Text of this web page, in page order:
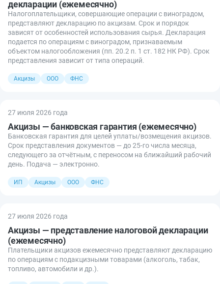
декларации (ежемесячно)
Налогоплательщики, совершающие операции с виноградом,
представляют декларацию по акцизам. Срок и порядок
зависят от особенностей использования сырья. Декларация
подается по операциям с виноградом, признаваемым
объектом налогообложения (пп. 20.2 п. 1 ст. 182 НК РФ). Срок
представления зависит от типа операций.
Акцизы ООО ФНС
27 июля 2026 года
Акцизы — банковская гарантия (ежемесячно)
Банковская гарантия для целей уплаты/возмещения акцизов.
Срок представления документов — до 25-го числа месяца,
следующего за отчётным, с переносом на ближайший рабочий
день. Подача — электронно.
ИП Акцизы ООО ФНС
27 июля 2026 года
Акцизы — представление налоговой декларации
(ежемесячно)
Плательщики акцизов ежемесячно представляют декларацию
по операциям с подакцизными товарами (алкоголь, табак,
топливо, автомобили и др.).